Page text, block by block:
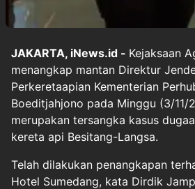
JAKARTA, iNews.id - Kejaksaan
menangkap mantan Direktur
Perkeretaapian Kementerian
Boeditjahjono pada Minggu (3/11/
merupakan tersangka kasus
kereta api Besitang-Langsa.
Telah dilakukan penangkapan
Hotel Sumedang, kata Dirdik